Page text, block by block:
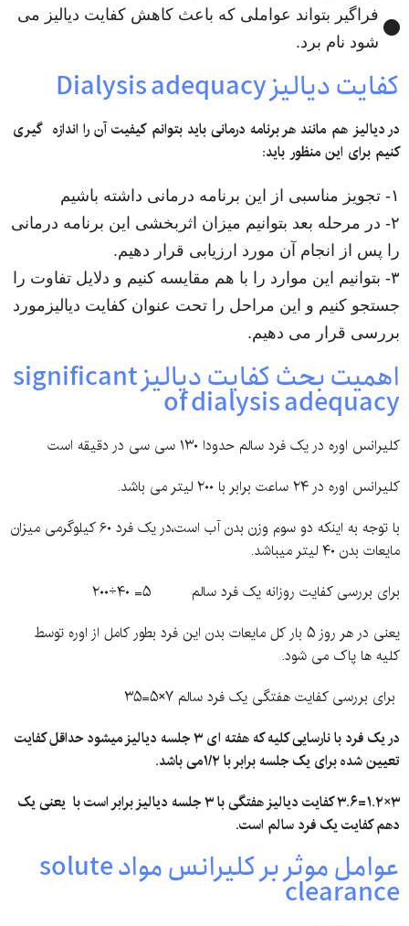
فراگیر بتواند عواملی که باعث کاهش کفایت دیالیز می
شود نام برد.
کفایت دیالیز Dialysis adequacy
در دیالیز هم مانند هربرنامه درمانی باید بتوانم کیفیت آن را اندازه گیری
کنیم برای این منظور باید:
۱- تجویز مناسبی از این برنامه درمانی داشته باشیم
۲- در مرحله بعد بتوانیم میزان اثربخشی این برنامه درمانی
را پس از انجام آن مورد ارزیابی قرار دهیم.
۳- بتوانیم این موارد را با هم مقایسه کنیم و دلایل تفاوت را
جستجو کنیم و این مراحل را تحت عنوان کفایت دیالیزمورد
بررسی قرار می دهیم.
اهمیت بحث کفایت دیالیز significant
of dialysis adequacy
کلیرانس اوره در یک فرد سالم حدودا ۱۳۰ سی سی در دقیقه است
کلیرانس اوره در ۲۴ ساعت برابر با ۲۰۰ لیتر می باشد.
با توجه به اینکه دو سوم وزن بدن آب است،در یک فرد ۶۰ کیلوگرمی میزان
مایعات بدن ۴۰ لیتر میباشد.
برای بررسی کفایت روزانه یک فرد سالم ۵= ۴۰÷۲۰۰
یعنی در هر روز ۵ بار کل مایعات بدن این فرد بطور کامل از اوره توسط
کلیه ها پاک می شود.
برای بررسی کفایت هفتگی یک فرد سالم ۷×۵=۳۵
در
یک فرد با نارسایی کلیه که هفته ای ۳ جلسه دیالیز میشود حداقل کفایت
تعیین شده برای یک جلسه برابربا ۱/۲می
باشد.
۳×۱.۲=۳.۶
کفایت دیالیز هفتگی با ۳ جلسه دیالیز برابر است با یعنی یک
دهم کفایت یک فرد سالم است.
عوامل موثر بر کلیرانس مواد solute
clearance